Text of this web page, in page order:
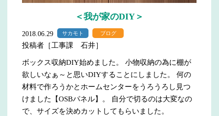
＜我が家のDIY＞
2018.06.29 サカモト ブログ
投稿者［工事課 石井］
ボックス収納DIY始めました。 小物収納の為に棚が
欲しいなぁ～と思いDIYすることにしました。 何の
材料で作ろうかとホームセンターをうろうろし見つ
けました【OSBパネル】。 自分で切るのは大変なの
で、サイズを決めカットしてもらいました。